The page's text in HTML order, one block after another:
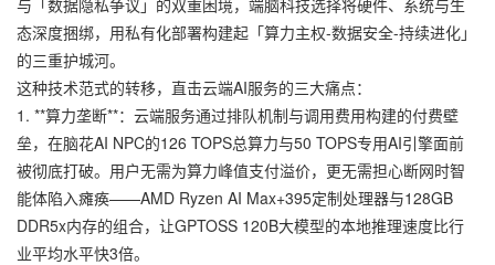
态深度捆绑，用私有化部署构建起「算力主权-数据安全-持续进化」
的三重护城河。
这种技术范式的转移，直击云端AI服务的三大痛点：
1. **算力垄断**：云端服务通过排队机制与调用费用构建的付费壁
垒，在脑花AI NPC的126 TOPS总算力与50 TOPS专用AI引擎面前
被彻底打破。用户无需为算力峰值支付溢价，更无需担心断网时智
能体陷入瘫痪——AMD Ryzen AI Max+395定制处理器与128GB
DDR5x内存的组合，让GPTOSS 120B大模型的本地推理速度比行
业平均水平快3倍。